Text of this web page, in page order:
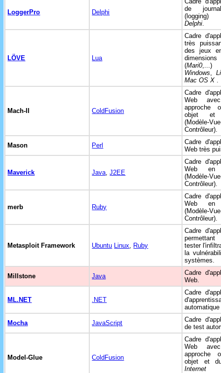
LoggerPro Delphi
de
Delphi.
LÖVE Lua
Cadre
très
des jeux
dimensions
(Mari0,...)
Windows,
Mac OS X .
Mach-II ColdFusion
Cadre
Web
approche
objet
(Modèle-
Contrôleur).
Mason Perl
Cadre
Web très
Maverick Java,J2EE
Cadre
Web
(Modèle-
Contrôleur).
merb Ruby
Cadre
Web
(Modèle-
Contrôleur).
Metasploit Framework Ubuntu Linux, Ruby
Cadre
tester
la
systèmes.
Millstone Java
Cadre
Web.
ML.NET .NET
Cadre
Mocha JavaScript
Cadre
de test
Model-Glue ColdFusion
Cadre
Web
approche
objet et
Internet